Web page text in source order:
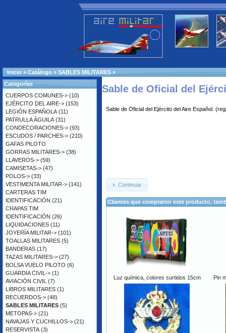
Inicio » Catálogo » SABLES MILITARES »
Sable de Oficial del
Sable de Oficial del Ejército del Aire Español.
Continuar
Clientes que compraron este producto,
Luz química, colores surtidos 15cm Pin
Categorías
CUERPOS COMUNES-> (10)
EJÉRCITO DEL AIRE-> (153)
LEGIÓN ESPAÑOLA (11)
PATRULLA ÁGUILA (31)
CONDECORACIONES-> (93)
ESCUDOS / PARCHES-> (210)
GAFAS PILOTO
GORRAS MILITARES-> (38)
LLAVEROS-> (59)
CAMISETAS-> (47)
POLOS-> (33)
VESTIMENTA MILITAR-> (141)
CARTERAS TIM
IDENTIFICACIÓN (21)
CHAPAS TIM
IDENTIFICACIÓN (26)
LIQUIDACIONES (11)
JOYERÍA MILITAR-> (101)
TOALLAS MILITARES (5)
BANDERAS (17)
TAZAS MILITARES-> (27)
BOLSA VUELO PILOTO (6)
GUARDIA CIVIL-> (1)
AVIACIÓN CIVIL (7)
LIBROS MILITARES (1)
RECUERDOS-> (48)
SABLES MILITARES (5)
METOPAS-> (21)
NAVAJAS Y CUCHILLOS-> (21)
RESERVISTA (3)